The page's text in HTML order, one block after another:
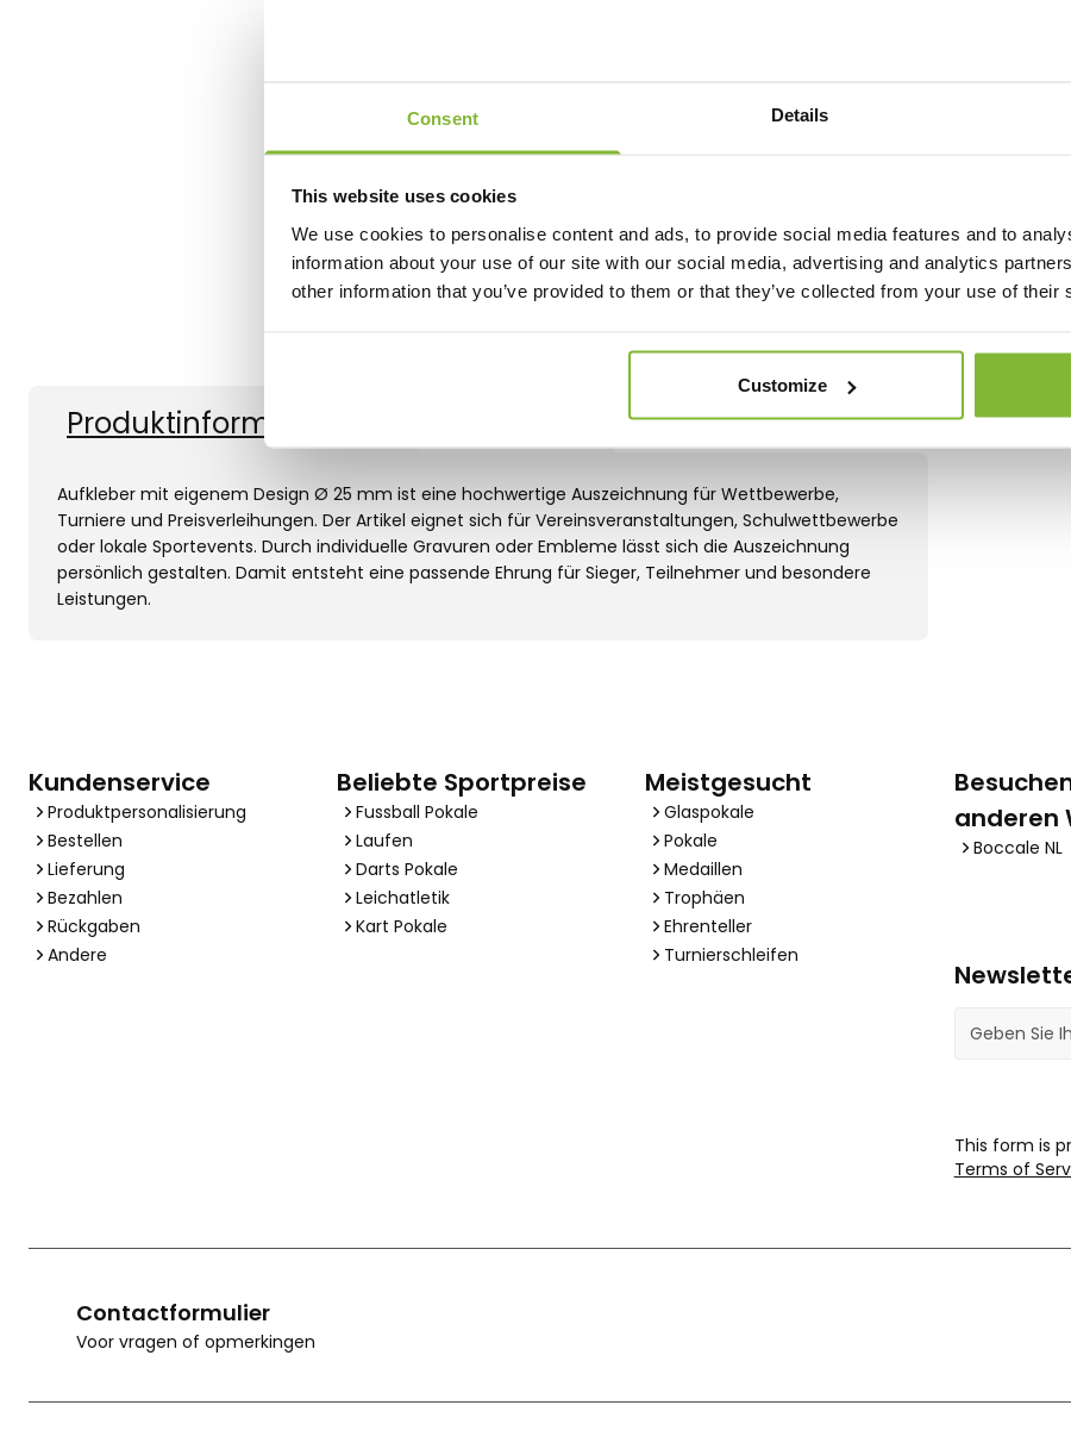
Consent Details
This website uses cookies
We use cookies to personalise content and ads, to provide social media features and to
information about your use of our site with our social media, advertising and analytics
other information that you’ve provided to them or that they’ve collected from your use of their
Customize
Aufkleber mit eigenem Design Ø 25 mm ist eine hochwertige Auszeichnung für Wettbewerbe,
Turniere und Preisverleihungen. Der Artikel eignet sich für Vereinsveranstaltungen, Schulwettbewerbe
oder lokale Sportevents. Durch individuelle Gravuren oder Embleme lässt sich die Auszeichnung
persönlich gestalten. Damit entsteht eine passende Ehrung für Sieger, Teilnehmer und besondere
Leistungen.
Produktinformationen
Kundenservice
Produktpersonalisierung
Bestellen
Lieferung
Bezahlen
Rückgaben
Andere
Beliebte Sportpreise
Fussball Pokale
Laufen
Darts Pokale
Leichatletik
Kart Pokale
Meistgesucht
Glaspokale
Pokale
Medaillen
Trophäen
Ehrenteller
Turnierschleifen
anderen
Boccale NL
This form is
Terms of
Contactformulier
Voor vragen of opmerkingen